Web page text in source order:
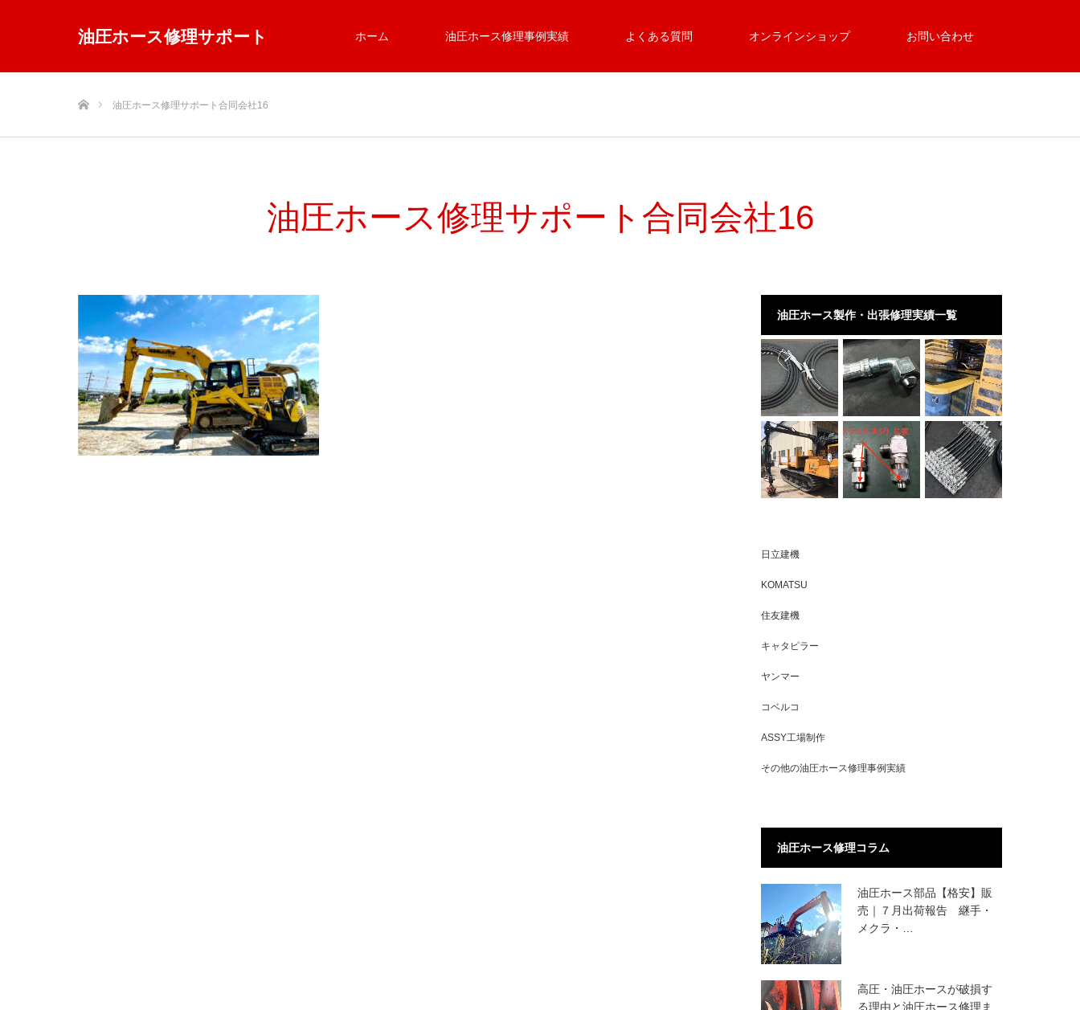
油圧ホース修理サポート ホーム 油圧ホース修理事例実績 よくある質問 オンラインショップ お問い合わせ
油圧ホース修理サポート合同会社16
油圧ホース修理サポート合同会社16
油圧ホース製作・出張修理実績一覧
日立建機
KOMATSU
住友建機
キャタピラー
ヤンマー
コベルコ
ASSY工場制作
その他の油圧ホース修理事例実績
油圧ホース修理コラム
油圧ホース部品【格安】販
売｜７月出荷報告 継手・
メクラ・…
高圧・油圧ホースが破損す
る理由と油圧ホース修理ま